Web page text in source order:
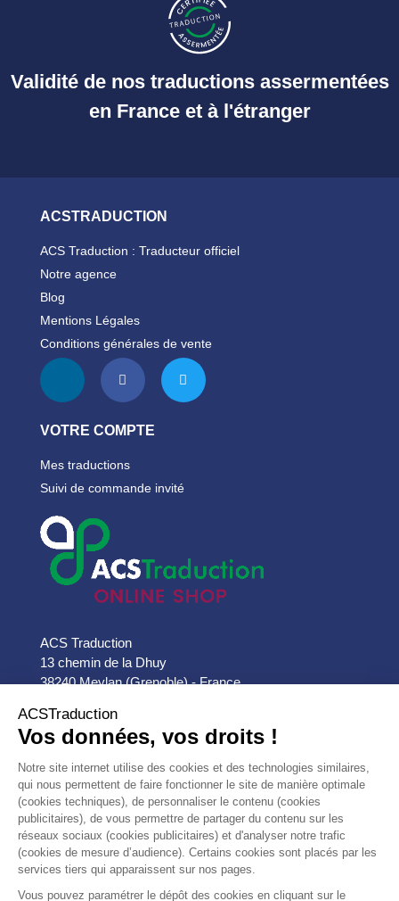
Validité de nos traductions assermentées
en France et à l'étranger
ACSTRADUCTION
ACS Traduction : Traducteur officiel
Notre agence
Blog
Mentions Légales
Conditions générales de vente
VOTRE COMPTE
Mes traductions
Suivi de commande invité
ACS Traduction
13 chemin de la Dhuy
38240 Meylan (Grenoble) - France
 33 (0)9 72 555 888
 contact@acs-traduction.com
PRODUITS  
NOTRE SOCIÉTÉ
AVIS
CLIENTS
10/10